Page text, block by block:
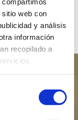
web con
y análisis
información
recopilado a
en el
condiciones,